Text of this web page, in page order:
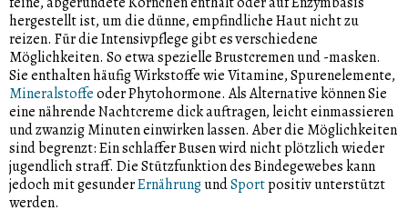
hergestellt ist, um die dünne, empfindliche Haut nicht zu
reizen. Für die Intensivpflege gibt es verschiedene
Möglichkeiten. So etwa spezielle Brustcremen und -masken.
Sie enthalten häufig Wirkstoffe wie Vitamine, Spurenelemente,
Mineralstoffeoder Phytohormone. Als Alternative können Sie
eine nährende Nachtcreme dick auftragen, leicht einmassieren
und zwanzig Minuten einwirken lassen. Aber die Möglichkeiten
sind begrenzt: Ein schlaffer Busen wird nicht plötzlich wieder
jugendlich straff. Die Stützfunktion des Bindegewebes kann
jedoch mit gesunderErnährungundSportpositiv unterstützt
werden.